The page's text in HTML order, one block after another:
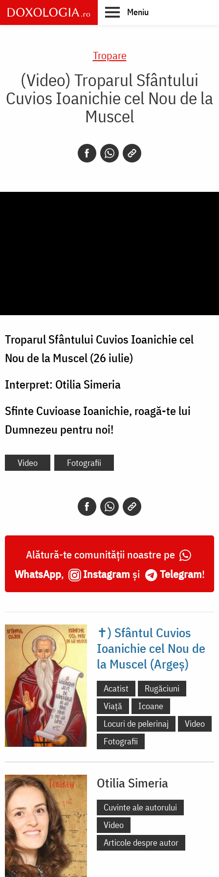
Skip
to
main
Meniu
Tropare
(Video) Troparul Sfântului
Cuvios Ioanichie cel Nou de la
Muscel
Troparul Sfântului Cuvios Ioanichie cel
Nou de la Muscel (26 iulie)
Interpret: Otilia Simeria
Sfinte Cuvioase Ioanichie, roagă-te lui
Dumnezeu pentru noi!
Video Fotografii
Alătură-te comunității noastre pe
WhatsApp, Instagram și Telegram!
✝) Sfântul Cuvios
Ioanichie cel Nou de
la Muscel (Argeș)
Acatist
Rugăciuni
Viață
Icoane
Locuri de pelerinaj
Video
Fotografii
Otilia Simeria
Cuvinte ale autorului
Video
Articole despre autor